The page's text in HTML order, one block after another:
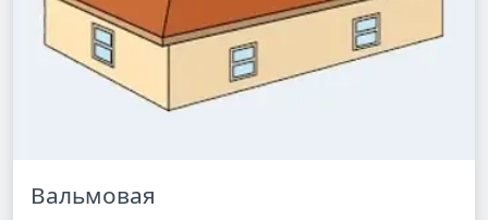
Вальмовая